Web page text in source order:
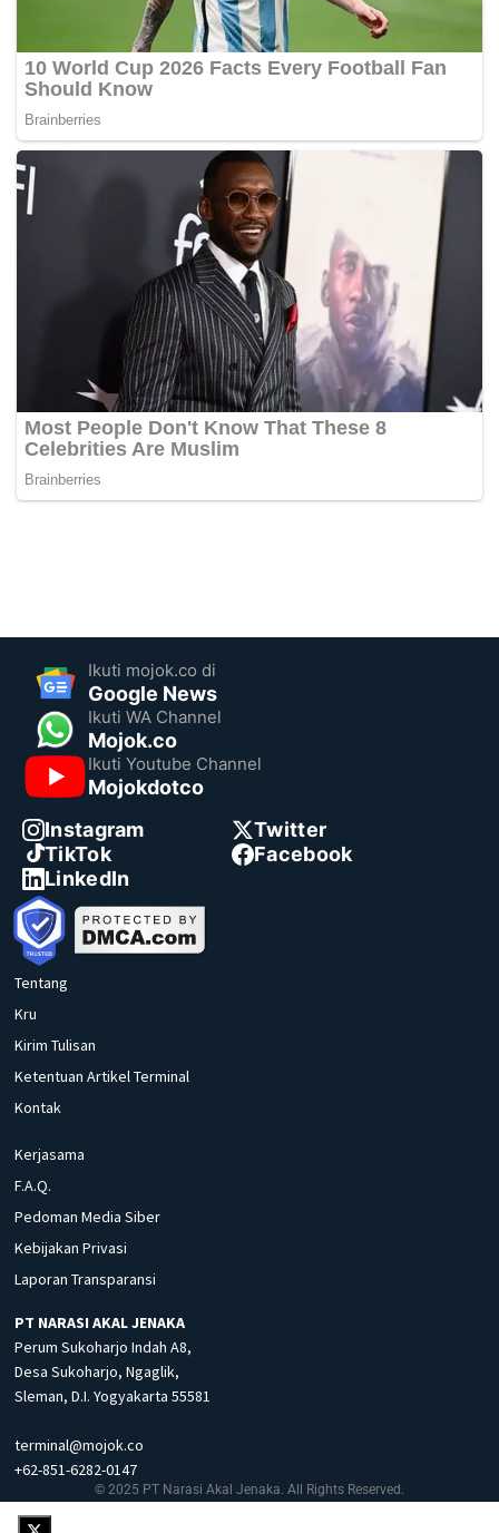
Ikuti mojok.co di
Google News
Ikuti WA Channel
Mojok.co
Ikuti Youtube Channel
Mojokdotco
Instagram
Twitter
TikTok
Facebook
LinkedIn
Tentang
Kru
Kirim Tulisan
Ketentuan Artikel Terminal
Kontak
Kerjasama
F.A.Q.
Pedoman Media Siber
Kebijakan Privasi
Laporan Transparansi
PT NARASI AKAL JENAKA
Perum Sukoharjo Indah A8,
Desa Sukoharjo, Ngaglik,
Sleman, D.I. Yogyakarta 55581
terminal@mojok.co
+62-851-6282-0147
© 2025 PT Narasi Akal Jenaka. All Rights Reserved.